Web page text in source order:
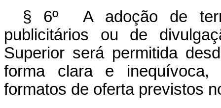
§ 6º A adoção de
publicitários ou de
Superior será permitida
forma clara e
formatos de oferta previstos